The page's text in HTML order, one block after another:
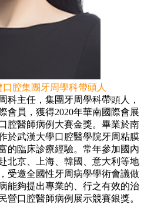
腔集團牙周學科帶頭人
主任，集團牙周學科帶頭人，
會員，獲得2020年華南國際會展
腔醫師病例大賽金獎。畢業於南
於武漢大學口腔醫學院牙周粘膜
的臨床診療經驗。常年參加國內
北京、上海、韓國、意大利等地
受邀全國性牙周病學學術會議做
能夠提出專業的、行之有效的治
營口腔醫師病例展示競賽銀獎。